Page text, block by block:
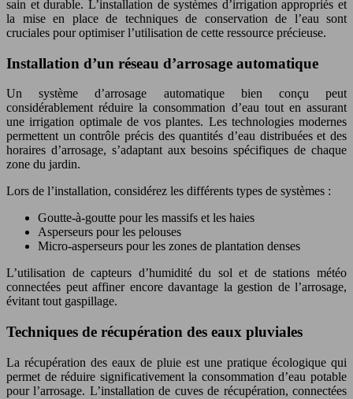
sain et durable. L’installation de systèmes d’irrigation appropriés et
la mise en place de techniques de conservation de l’eau sont
cruciales pour optimiser l’utilisation de cette ressource précieuse.
Installation d’un réseau d’arrosage automatique
Un système d’arrosage automatique bien conçu peut
considérablement réduire la consommation d’eau tout en assurant
une irrigation optimale de vos plantes. Les technologies modernes
permettent un contrôle précis des quantités d’eau distribuées et des
horaires d’arrosage, s’adaptant aux besoins spécifiques de chaque
zone du jardin.
Lors de l’installation, considérez les différents types de systèmes :
Goutte-à-goutte pour les massifs et les haies
Asperseurs pour les pelouses
Micro-asperseurs pour les zones de plantation denses
L’utilisation de capteurs d’humidité du sol et de stations météo
connectées peut affiner encore davantage la gestion de l’arrosage,
évitant tout gaspillage.
Techniques de récupération des eaux pluviales
La récupération des eaux de pluie est une pratique écologique qui
permet de réduire significativement la consommation d’eau potable
pour l’arrosage. L’installation de cuves de récupération, connectées